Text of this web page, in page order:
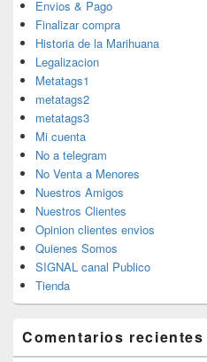
Envios & Pago
Finalizar compra
Historia de la Marihuana
Legalizacion
Metatags1
metatags2
metatags3
Mi cuenta
No a telegram
No Venta a Menores
Nuestros Amigos
Nuestros Clientes
Opinion clientes envios
Quienes Somos
SIGNAL canal Publico
Tienda
Comentarios recientes